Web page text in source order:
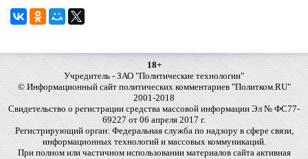
18+
Учредитель - ЗАО "Политические технологии"
© Информационный сайт политических комментариев "Политком.RU"
2001-2018
Свидетельство о регистрации средства массовой информации Эл № ФС77-
69227 от 06 апреля 2017 г.
Регистрирующий орган: Федеральная служба по надзору в сфере связи,
информационных технологий и массовых коммуникаций.
При полном или частичном использовании материалов сайта активная